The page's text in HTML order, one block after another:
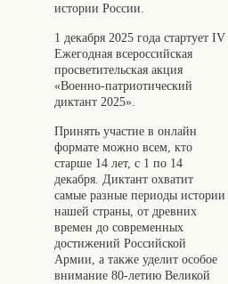
истории России.
1 декабря 2025 года стартует IV
Ежегодная всероссийская
просветительская акция
«Военно-патриотический
диктант 2025».
Принять участие в онлайн
формате можно всем, кто
старше 14 лет, с 1 по 14
декабря. Диктант охватит
самые разные периоды истории
нашей страны, от древних
времен до современных
достижений Российской
Армии, а также уделит особое
внимание 80-летию Великой